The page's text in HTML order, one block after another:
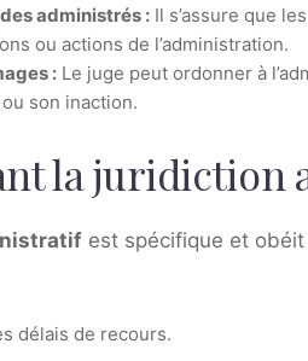
administrés : Il s’assure que
ou actions de l’administration.
: Le juge peut ordonner à
son inaction.
la juridiction
est spécifique et
délais de recours.